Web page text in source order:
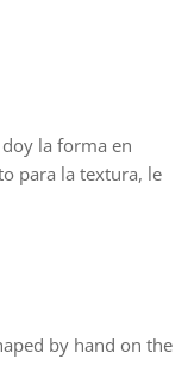
la forma en
para la textura, le
by hand on the